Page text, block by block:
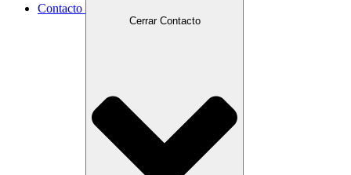
Contacto
Cerrar Contacto